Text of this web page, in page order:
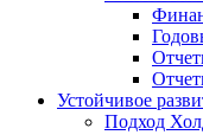
Устойчивое
Подход